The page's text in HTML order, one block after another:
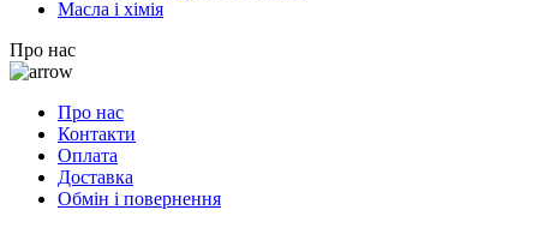
Масла і хімія
Про нас
Про нас
Контакти
Оплата
Доставка
Обмін і повернення